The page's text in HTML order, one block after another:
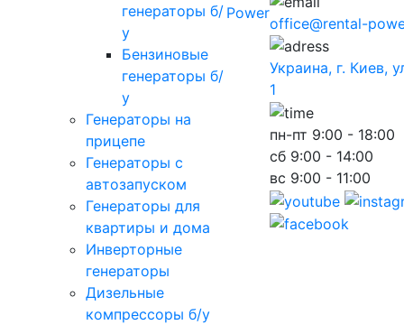
генераторы б/
у
Бензиновые
генераторы б/
у
Генераторы на
прицепе
Генераторы с
автозапуском
Генераторы для
квартиры и дома
Инверторные
генераторы
Дизельные
компрессоры б/у
office@rental-
Украина, г. Киев,
1
пн-пт 9:00 - 18:00
сб 9:00 - 14:00
вс 9:00 - 11:00